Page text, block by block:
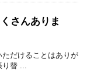
さんありま
だけることはありが
り替 ...